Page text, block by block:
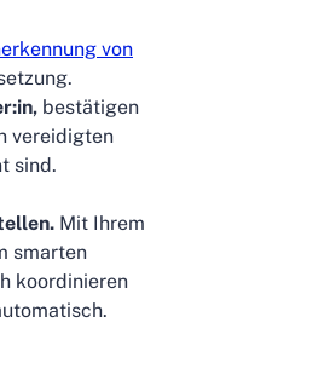
von
bestätigen
vereidigten
sind.
Mit Ihrem
smarten
koordinieren